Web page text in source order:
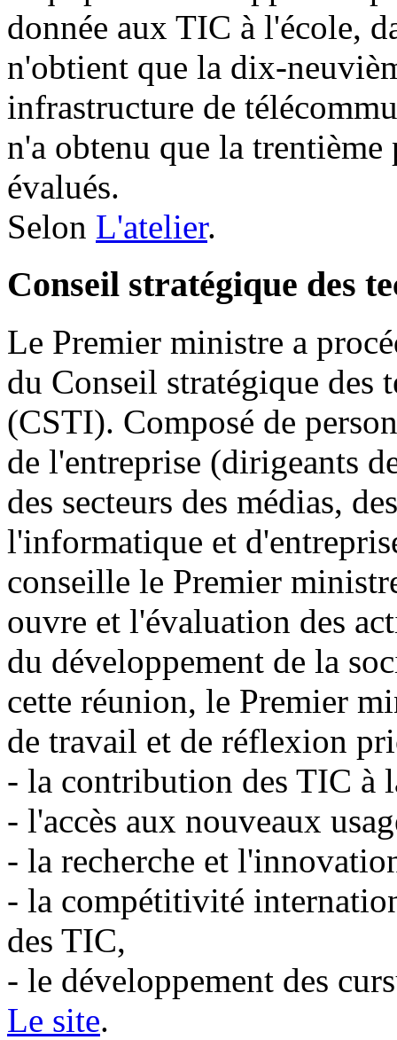
donnée aux TIC à l'école,
n'obtient que la dix-
infrastructure de
n'a obtenu que la
évalués.
Selon L'atelier.
Conseil stratégique des
Le Premier ministre a
du Conseil stratégique
(CSTI). Composé de
de l'entreprise (dirigeants
des secteurs des médias,
l'informatique et
conseille le Premier
ouvre et l'évaluation des
du développement de la
cette réunion, le Premier
de travail et de réflexion
- la contribution des TIC à
- l'accès aux nouveaux
- la recherche et
- la compétitivité
des TIC,
- le développement des
Le site.